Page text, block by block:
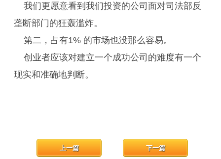
我们更愿意看到我们投资的公司面对司法部反
垄断部门的狂轰滥炸。
第二，占有1% 的市场也没那么容易。
创业者应该对建立一个成功公司的难度有一个
现实和准确地判断。
下一篇
上一篇